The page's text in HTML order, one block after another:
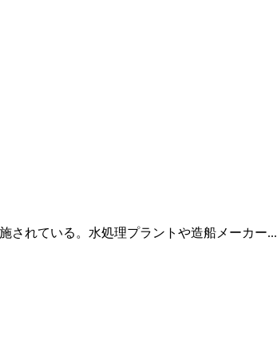
されている。水処理プラントや造船メーカー...